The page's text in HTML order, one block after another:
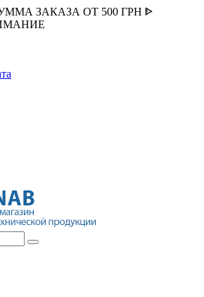
ЗАКАЗА ОТ 500 ГРН ᐈ